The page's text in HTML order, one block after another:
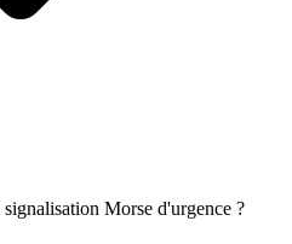
Morse d'urgence ?